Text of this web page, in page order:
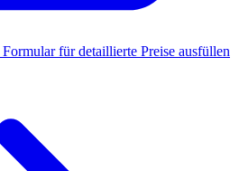
Formular für detaillierte Preise ausfüllen